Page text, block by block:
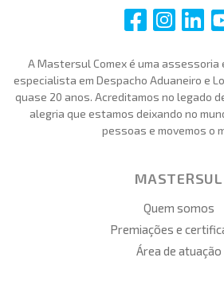
i i i i
A Mastersul Comex é uma assessoria
especialista em Despacho Aduaneiro e
quase 20 anos. Acreditamos no legado
alegria que estamos deixando no
pessoas e movemos o
MASTERSUL
Quem somos
Premiações e
Área de atuação